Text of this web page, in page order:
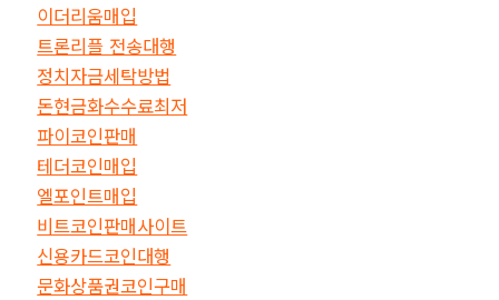
이더리움매입
트론리플 전송대행
정치자금세탁방법
돈현금화수수료최저
파이코인판매
테더코인매입
엘포인트매입
비트코인판매사이트
신용카드코인대행
문화상품권코인구매